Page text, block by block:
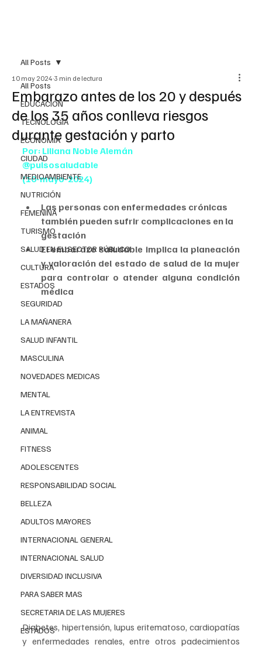
All Posts
EDUCACIÓN
TECNOLOGÍA
ECONOMÍA
CIUDAD
MEDIOAMBIENTE
NUTRICIÓN
FEMENINA
TURISMO
SALUD EN EL SECTOR PÚBLICO
CULTURA
ESTADOS
SEGURIDAD
LA MAÑANERA
SALUD INFANTIL
MASCULINA
NOVEDADES MEDICAS
MENTAL
LA ENTREVISTA
ANIMAL
FITNESS
ADOLESCENTES
RESPONSABILIDAD SOCIAL
BELLEZA
ADULTOS MAYORES
INTERNACIONAL GENERAL
INTERNACIONAL SALUD
DIVERSIDAD INCLUSIVA
PARA SABER MAS
SECRETARIA DE LAS MUJERES
ESTADOS
All Posts
Embarazo antes de los 20 y después
de los 35 años conlleva riesgos
durante gestación y parto
10 may 2024 3 min de lectura
Por: Liliana Noble Alemán
@pulsosaludable
(10-mayo-2024)
Las personas con enfermedades crónicas
también pueden sufrir complicaciones en la
gestación
El embarazo saludable implica la planeación
y valoración del estado de salud de la mujer
para controlar o atender alguna condición
médica
Diabetes, hipertensión, lupus eritematoso, cardiopatías
y enfermedades renales, entre otros padecimientos